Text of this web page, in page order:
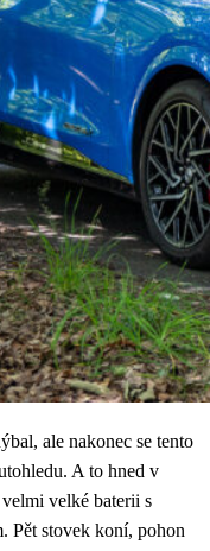
ale nakonec se tento
A to hned v
velké baterii s
Pět stovek koní, pohon